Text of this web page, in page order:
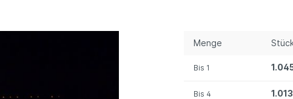
Sonstiges Werbemodule
Sonstiges Zubehör
Menge
Bis 1
Bis 4